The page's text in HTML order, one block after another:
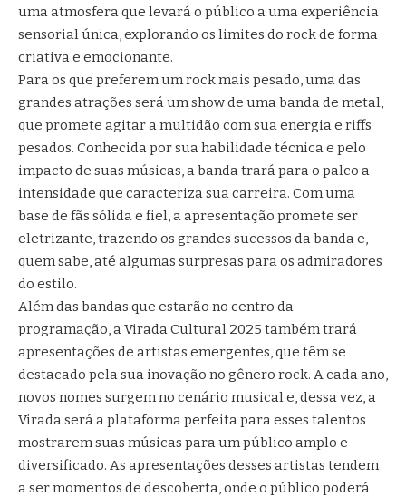
uma atmosfera que levará o público a uma experiência
sensorial única, explorando os limites do rock de forma
criativa e emocionante.
Para os que preferem um rock mais pesado, uma das
grandes atrações será um show de uma banda de metal,
que promete agitar a multidão com sua energia e riffs
pesados. Conhecida por sua habilidade técnica e pelo
impacto de suas músicas, a banda trará para o palco a
intensidade que caracteriza sua carreira. Com uma
base de fãs sólida e fiel, a apresentação promete ser
eletrizante, trazendo os grandes sucessos da banda e,
quem sabe, até algumas surpresas para os admiradores
do estilo.
Além das bandas que estarão no centro da
programação, a Virada Cultural 2025 também trará
apresentações de artistas emergentes, que têm se
destacado pela sua inovação no gênero rock. A cada ano,
novos nomes surgem no cenário musical e, dessa vez, a
Virada será a plataforma perfeita para esses talentos
mostrarem suas músicas para um público amplo e
diversificado. As apresentações desses artistas tendem
a ser momentos de descoberta, onde o público poderá